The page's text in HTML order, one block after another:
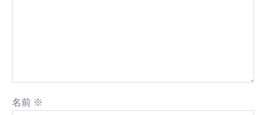
名前 ※